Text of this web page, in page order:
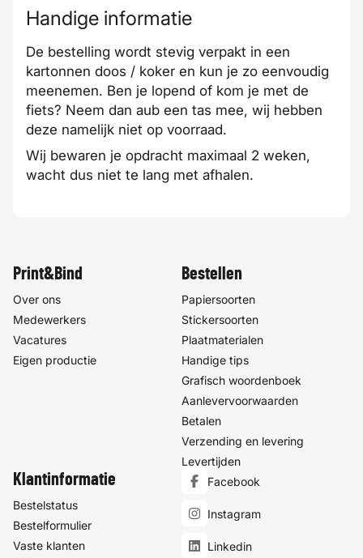
Handige informatie
De bestelling wordt stevig verpakt in een
kartonnen doos / koker en kun je zo eenvoudig
meenemen. Ben je lopend of kom je met de
fiets? Neem dan aub een tas mee, wij hebben
deze namelijk niet op voorraad.
Wij bewaren je opdracht maximaal 2 weken,
wacht dus niet te lang met afhalen.
Print&Bind
Over ons
Medewerkers
Vacatures
Eigen productie
Bestellen
Papiersoorten
Stickersoorten
Plaatmaterialen
Handige tips
Grafisch woordenboek
Aanlevervoorwaarden
Betalen
Verzending en levering
Levertijden
Klantinformatie
Bestelstatus
Bestelformulier
Vaste klanten
Facebook
Instagram
Linkedin